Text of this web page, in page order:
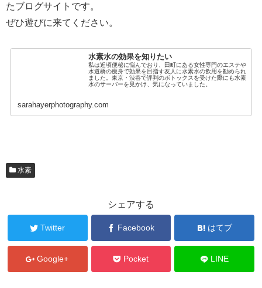
たブログサイトです。
ぜひ遊びに来てください。
水素水の効果を知りたい
私は近頃便秘に悩んでおり、田町にある女性専門のエステや
水道橋の痩身で効果を目指す友人に水素水の飲用を勧められ
ました。東京・渋谷で評判のボトックスを受けた際にも水素
水のサーバーを見かけ、気になっていました。
sarahayerphotography.com
水素
シェアする
Twitter Facebook はてブ
Google+ Pocket LINE